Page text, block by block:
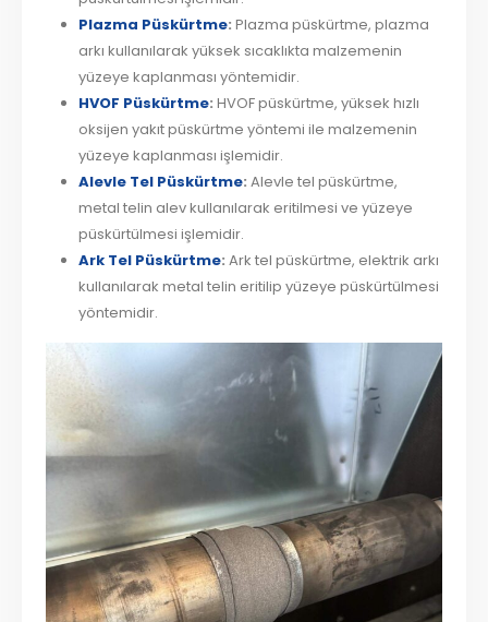
Plazma Püskürtme: Plazma püskürtme, plazma
arkı kullanılarak yüksek sıcaklıkta malzemenin
yüzeye kaplanması yöntemidir.
HVOF Püskürtme: HVOF püskürtme, yüksek hızlı
oksijen yakıt püskürtme yöntemi ile malzemenin
yüzeye kaplanması işlemidir.
Alevle Tel Püskürtme: Alevle tel püskürtme,
metal telin alev kullanılarak eritilmesi ve yüzeye
püskürtülmesi işlemidir.
Ark Tel Püskürtme: Ark tel püskürtme, elektrik arkı
kullanılarak metal telin eritilip yüzeye püskürtülmesi
yöntemidir.